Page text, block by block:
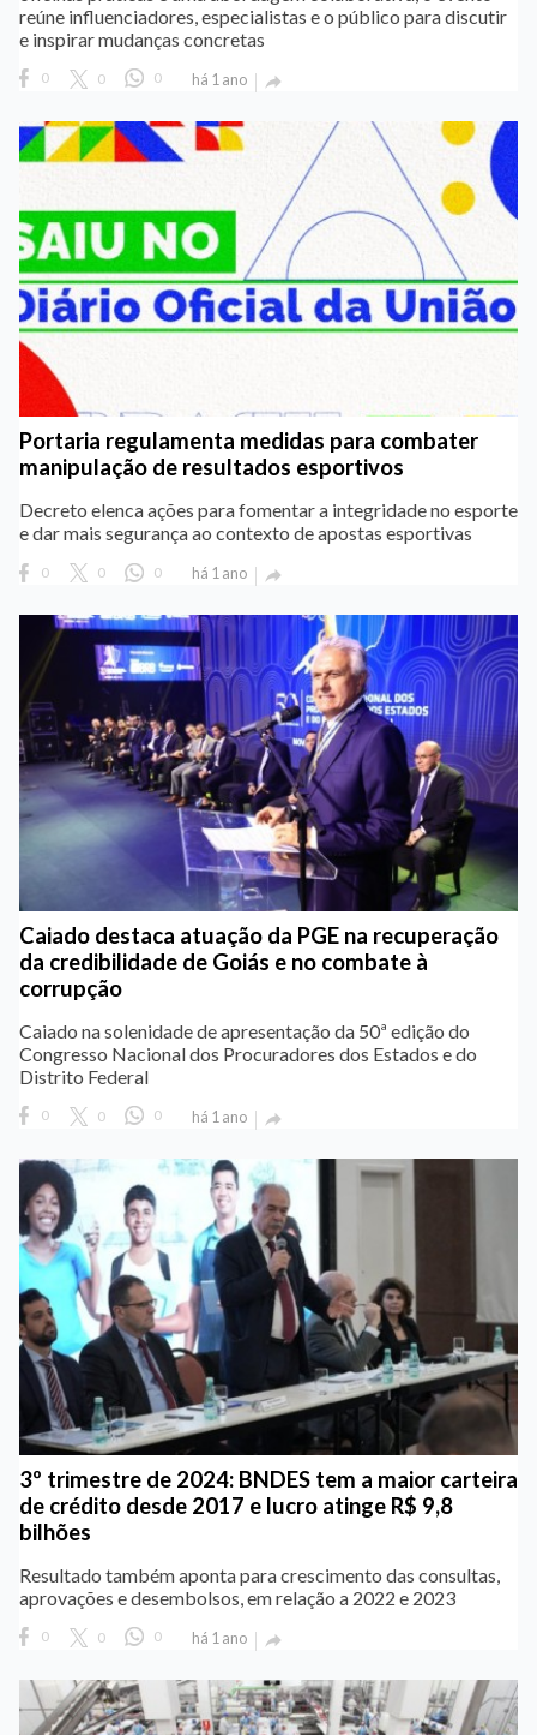
reúne influenciadores, especialistas e o público para discutir
e inspirar mudanças concretas
0 0 0 há 1 ano 
Portaria regulamenta medidas para combater
manipulação de resultados esportivos
Decreto elenca ações para fomentar a integridade no esporte
e dar mais segurança ao contexto de apostas esportivas
0 0 0 há 1 ano 
Caiado destaca atuação da PGE na recuperação
da credibilidade de Goiás e no combate à
corrupção
Caiado na solenidade de apresentação da 50ª edição do
Congresso Nacional dos Procuradores dos Estados e do
Distrito Federal
0 0 0 há 1 ano 
3º trimestre de 2024: BNDES tem a maior carteira
de crédito desde 2017 e lucro atinge R$ 9,8
bilhões
Resultado também aponta para crescimento das consultas,
aprovações e desembolsos, em relação a 2022 e 2023
0 0 0 há 1 ano 